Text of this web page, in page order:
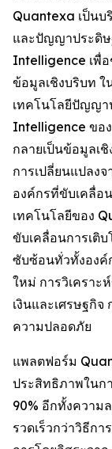
Quantexa เป็นบ
และปัญญาประดิษ
Intelligence เพื่
ข้อมูลเชิงบริบท
เทคโนโลยีปัญญา
Intelligence ขอ
กลายเป็นข้อมูลเ
การเปลี่ยนแปลง
องค์กรที่ขับเคลื่อ
เทคโนโลยีของ
ขับเคลื่อนการเติ
ซับซ้อนทั่วทั้งองค์
ใหม่ การวิเคราะ
เงินและเศรษฐกิจ
ความปลอดภัย
แพลตฟอร์ม
ประสิทธิภาพในก
90% อีกทั้งความ
รวดเร็วกว่าวิธีกา